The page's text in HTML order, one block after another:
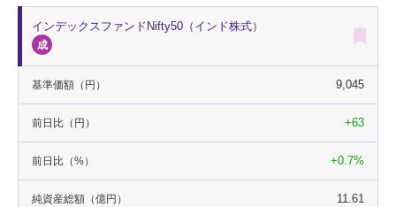
インデックスファンドNifty50（インド株式）
基準価額 （円） 9,045
前日比 （円） +63
前日比 （%） +0.7%
純資産総額 （億円） 11.61